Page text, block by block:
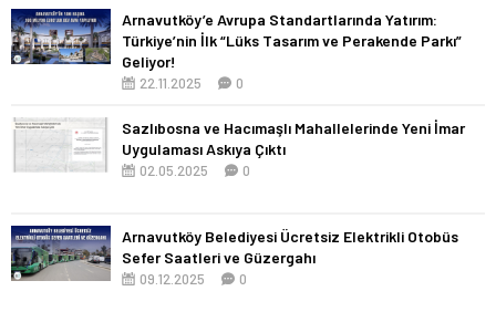
Arnavutköy’e Avrupa Standartlarında Yatırım:
Türkiye’nin İlk “Lüks Tasarım ve Perakende Parkı”
Geliyor!
22.11.2025 0
Sazlıbosna ve Hacımaşlı Mahallelerinde Yeni İmar
Uygulaması Askıya Çıktı
02.05.2025 0
Arnavutköy Belediyesi Ücretsiz Elektrikli Otobüs
Sefer Saatleri ve Güzergahı
09.12.2025 0